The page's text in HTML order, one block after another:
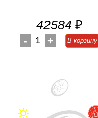
42584 ₽
- 1 + В корзину